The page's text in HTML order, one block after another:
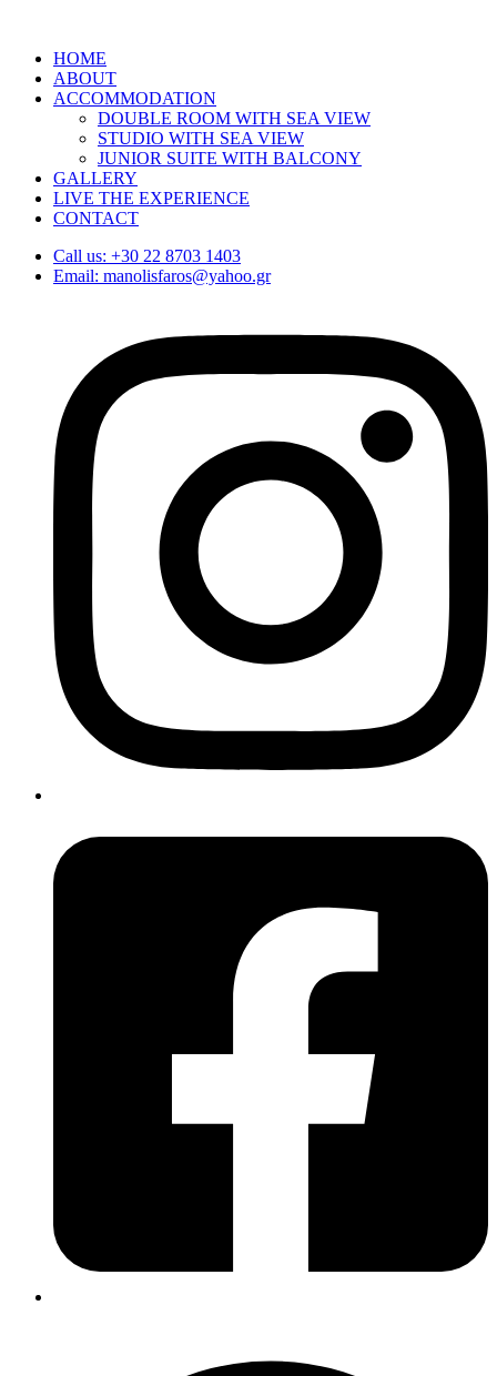
HOME
ABOUT
ACCOMMODATION
DOUBLE ROOM WITH SEA VIEW​
STUDIO WITH SEA VIEW
JUNIOR SUITE WITH BALCONY
GALLERY
LIVE THE EXPERIENCE
CONTACT
Call us: +30 22 8703 1403
Email: manolisfaros@yahoo.gr